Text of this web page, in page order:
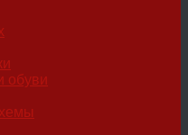
обуви